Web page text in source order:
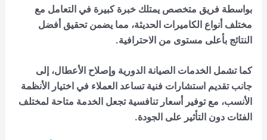
بواسطة فريق متخصص يمتلك خبرة كبيرة في التعامل مع
مختلف أنواع الكاميرات الحديثة، مما يضمن تحقيق أفضل
النتائج بأعلى مستوى من الاحترافية.
كما تشمل الخدمات الصيانة الدورية وإصلاح الأعطال، إلى
جانب تقديم استشارات فنية تساعد العملاء في اختيار الأنظمة
الأنسب، مع توفير أسعار تنافسية تجعل الخدمة متاحة لمختلف
الفئات دون التأثير على الجودة.